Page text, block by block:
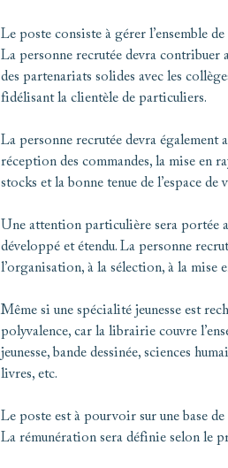
Le poste consiste à gérer l’ensemble
La personne recrutée devra contribuer
des partenariats solides avec les
fidélisant la clientèle de particuliers.
La personne recrutée devra également
réception des commandes, la mise en
stocks et la bonne tenue de l’espace de
Une attention particulière sera portée
développé et étendu. La personne
l’organisation, à la sélection, à la mise
Même si une spécialité jeunesse est
polyvalence, car la librairie couvre
jeunesse, bande dessinée, sciences
livres, etc.
Le poste est à pourvoir sur une base de
La rémunération sera définie selon le